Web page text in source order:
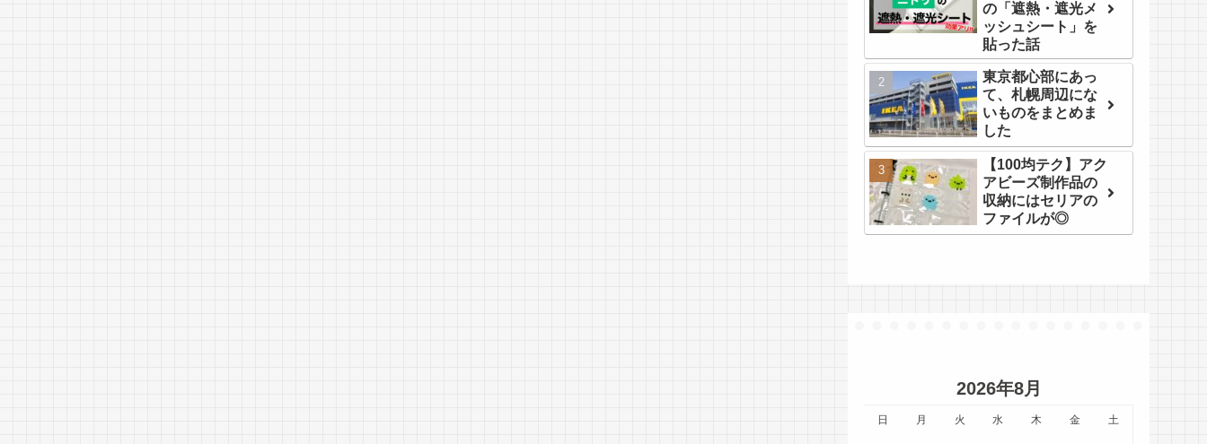
の「遮熱・遮光メ
ッシュシート」を
貼った話
東京都心部にあっ
て、札幌周辺にな
いものをまとめま
した
【100均テク】アク
アビーズ制作品の
収納にはセリアの
ファイルが◎
2026年8月
日 月 火 水 木 金 土